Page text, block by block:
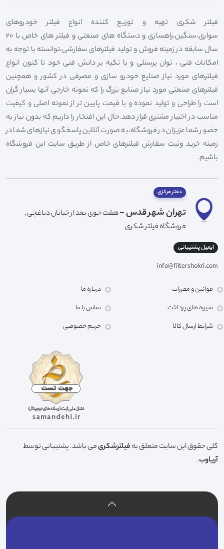
فیلتر شکری تهیه و توزیع کننده انواع فیلتر خودروهای
سواری،سنگین،راهسازی و دستگاه های صنعتی و فیلتر های خاص با 20
سال سابقه در زمینه فروش و تولید فیلترهای سفارشی،توانسته با توجه به
امکانات فنی ، توان پرسنلی و با تکیه بر دانش فنی خود تا کنون انواع
فیلترهای مورد نیاز صنایع خودرو سازی و مصرفی در کشور و همچنین
فیلترهای صنعتی مورد نیاز صنایع بزرگ را که نمونه خارجی آنها بسیار گران
است را طراحی و تولید نموده و با قیمت پایین تر از نمونه اصلی و کیفیت
مناسب در اختیار مشتری قرار دهد.حال این افتخار را داریم که بدون نیاز به
حضور شما عزیزان در فروشگاه،به صورت آنلاین پاسخگوی نیازهای شما در
زمینه خرید وثبت سفارش فیلترهای خاص از طریق سایت این فروشگاه
باشیم.
دفتر مرکزی
تهران شهر قدس -هفت جوی بعد از خیابان دباغچی ,
فروشگاه فیلتر شکری
ایمیل پشتیبانی
info@filtershokri.com
قوانین و مقررات
شیوه های پرداخت
شرایط ارسال کالا
درباره ما
تماس با ما
حریم خصوصی
کلی حقوق این سایت متعلق بهفیلترشکریمی باشد. پشتیبانی توسط
آریاوب.